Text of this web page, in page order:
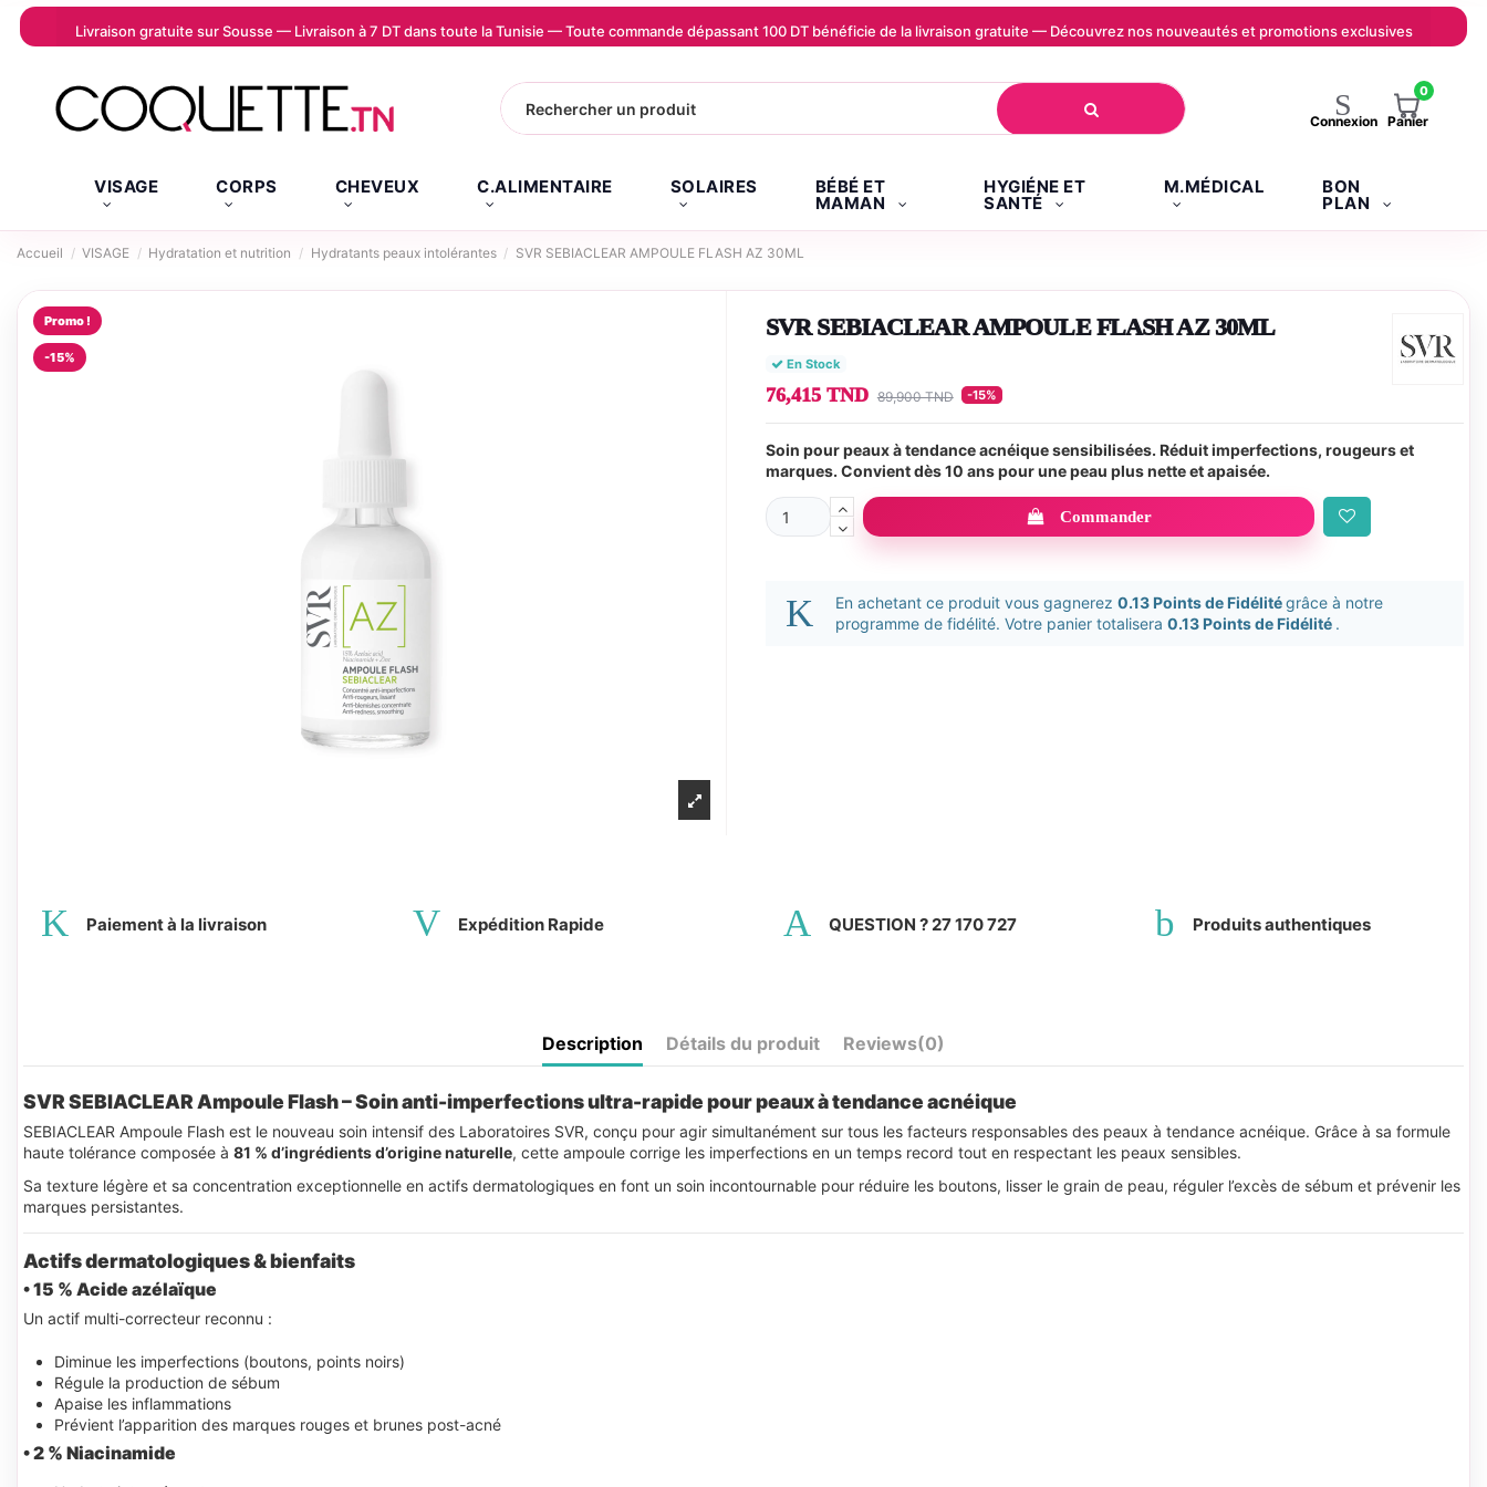
Livraison gratuite sur Sousse — Livraison à 7 DT dans toute la Tunisie — Toute commande dépassant 100 DT bénéficie de la livraison gratuite — Découvrez nos nouveautés et promotions exclusives
Connexion
0
Panier
VISAGE CORPS CHEVEUX C.ALIMENTAIRE SOLAIRES BÉBÉ ET
MAMAN
HYGIÉNE ET
SANTÉ
M.MÉDICAL BON
PLAN
Accueil VISAGE Hydratation et nutrition Hydratants peaux intolérantes SVR SEBIACLEAR AMPOULE FLASH AZ 30ML
Promo !
-15%
SVR SEBIACLEAR AMPOULE FLASH AZ 30ML
En Stock
76,415 TND 89,900 TND -15%
Soin pour peaux à tendance acnéique sensibilisées. Réduit imperfections, rougeurs et
marques. Convient dès 10 ans pour une peau plus nette et apaisée.
Commander
En achetant ce produit vous gagnerez 0.13 Points de Fidélitégrâce à notre
programme de fidélité. Votre panier totalisera 0.13 Points de Fidélité .
Paiement à la livraison Expédition Rapide QUESTION ? 27 170 727 Produits authentiques
Description Détails du produit Reviews(0)
SVR SEBIACLEAR Ampoule Flash – Soin anti-imperfections ultra-rapide pour peaux à tendance acnéique
SEBIACLEAR Ampoule Flash est le nouveau soin intensif des Laboratoires SVR, conçu pour agir simultanément sur tous les facteurs responsables des peaux à tendance acnéique. Grâce à sa formule
haute tolérance composée à 81 % d’ingrédients d’origine naturelle, cette ampoule corrige les imperfections en un temps record tout en respectant les peaux sensibles.
Sa texture légère et sa concentration exceptionnelle en actifs dermatologiques en font un soin incontournable pour réduire les boutons, lisser le grain de peau, réguler l’excès de sébum et prévenir les
marques persistantes.
Actifs dermatologiques & bienfaits
• 15 % Acide azélaïque
Un actif multi-correcteur reconnu :
Diminue les imperfections (boutons, points noirs)
Régule la production de sébum
Apaise les inflammations
Prévient l’apparition des marques rouges et brunes post-acné
• 2 % Niacinamide